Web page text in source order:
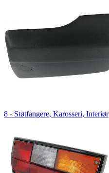
8 - Støtfangere, Karosseri, Interiør